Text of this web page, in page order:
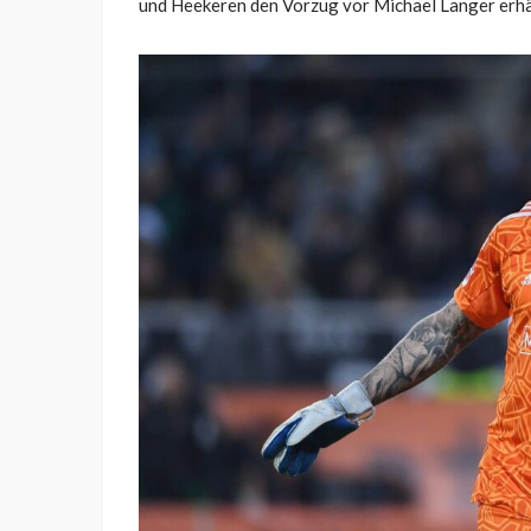
und Heekeren den Vorzug vor Michael Langer